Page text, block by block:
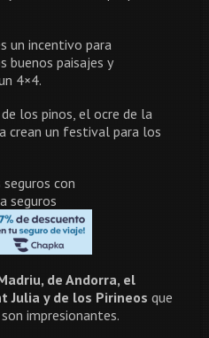
un incentivo para
buenos paisajes y
4×4.
los pinos, el ocre de la
crean un festival para los
con
seguros
de Andorra, el
Julia y de los Pirineos que
impresionantes.